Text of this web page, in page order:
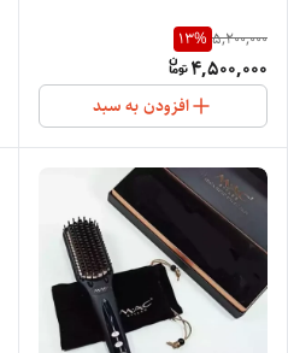
5,200,000
13%
4,500,000
افزودن به سبد